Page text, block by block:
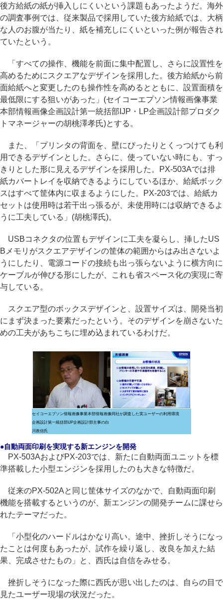
後方給紙の紙が挿入しにくいという課題もあったようだ。海外
の調査事例では、従来製品で採用していた後方給紙では、大柄
な人のお腹が当たり、紙を補充しにくいといった例が報告され
ていたという。
「すべての操作、機能を前面に集中配置し、さらに設置性を
高めるためにスクエアなデザインを採用した。後方給紙から前
面給紙へと変更したのも操作性を高めるとともに、設置面積を
最低限にする狙いがあった」(セイコーエプソン情報画像事業
本部情報画像企画設計第一統括部IJP・LP企画設計部プロダク
トマネージャーの胡桃澤孝氏)とする。
また、「プリンタの背面を、壁にぴったりとくっつけても利
用できるデザインとした。さらに、使っていない時にも、すっ
きりとした形に見えるデザインを採用した。PX-503Aでは排
紙カバートレイを収納できるようにしているほか、給紙ボック
スはすべて筐体内に収まるようにした。PX-203では、給紙カ
セットは使用時は若干出っ張るが、未使用時には収納できるよ
うに工夫している」(胡桃澤氏)。
USBコネクタの位置もデザインに工夫を凝らし、挿したUS
Bメモリがスクエアデザインの筐体の範囲からはみ出さないよ
うにしたり、電源コードの接続も出っ張らないように横方向に
ケーブルが伸びる形にしたが、これも省スペース化の実現に寄
与している。
スクエア型のボックスデザインと、設置サイズは、開発当初
にまず決まった要素だったという。そのデザインを崩さないた
めの工夫があちこちに埋め込まれているわけだ。
セイコーエプソン情報画像事業本部情報画像
企画設計第一統括部IJP企画設計部主事の白
川政信氏
同社が調査した実ユーザーの利用環境
●自動両面印刷を実現する新エンジンを開発
PX-503AおよびPX-203では、新たに自動両面ユニットを標
準搭載した小型エンジンを採用したのも大きな特徴だ。
従来のPX-502Aと同じ筐体サイズのなかで、自動両面印刷
機能を搭載するというのが、新エンジンの開発チームに課せら
れたテーマだった。
「小型化のハードルはかなり高い。途中、挫折しそうになっ
たことは何度もあったが、試作を繰り返し、改良を加えた結
果、完成させたもの」と、西氏は自信をみせる。
挫折しそうになった際に西氏が思い出したのは、自らの目で
見たユーザー現場の状況だった。